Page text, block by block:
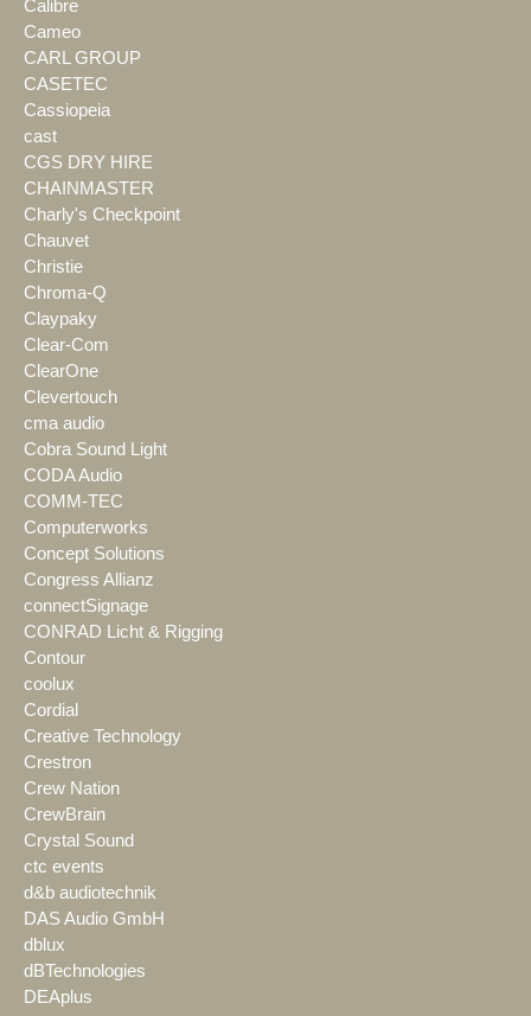
Calibre
Cameo
CARL GROUP
CASETEC
Cassiopeia
cast
CGS DRY HIRE
CHAINMASTER
Charly's Checkpoint
Chauvet
Christie
Chroma-Q
Claypaky
Clear-Com
ClearOne
Clevertouch
cma audio
Cobra Sound Light
CODA Audio
COMM-TEC
Computerworks
Concept Solutions
Congress Allianz
connectSignage
CONRAD Licht & Rigging
Contour
coolux
Cordial
Creative Technology
Crestron
Crew Nation
CrewBrain
Crystal Sound
ctc events
d&b audiotechnik
DAS Audio GmbH
dblux
dBTechnologies
DEAplus